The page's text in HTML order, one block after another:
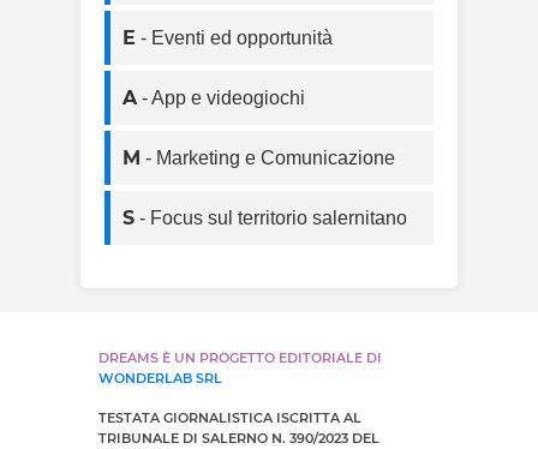
E - Eventi ed opportunità
A - App e videogiochi
M - Marketing e Comunicazione
S - Focus sul territorio salernitano
DREAMS È UN PROGETTO EDITORIALE DI
WONDERLAB SRL
TESTATA GIORNALISTICA ISCRITTA AL
TRIBUNALE DI SALERNO N. 390/2023 DEL